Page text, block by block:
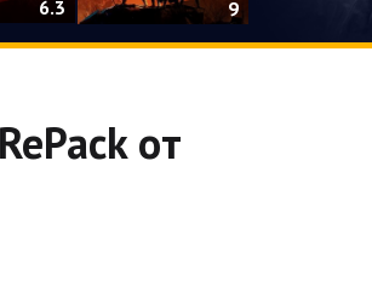
6.3 9
от